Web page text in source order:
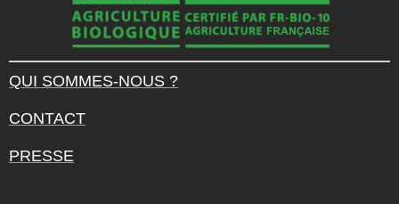
QUI SOMMES-NOUS ?
CONTACT
PRESSE